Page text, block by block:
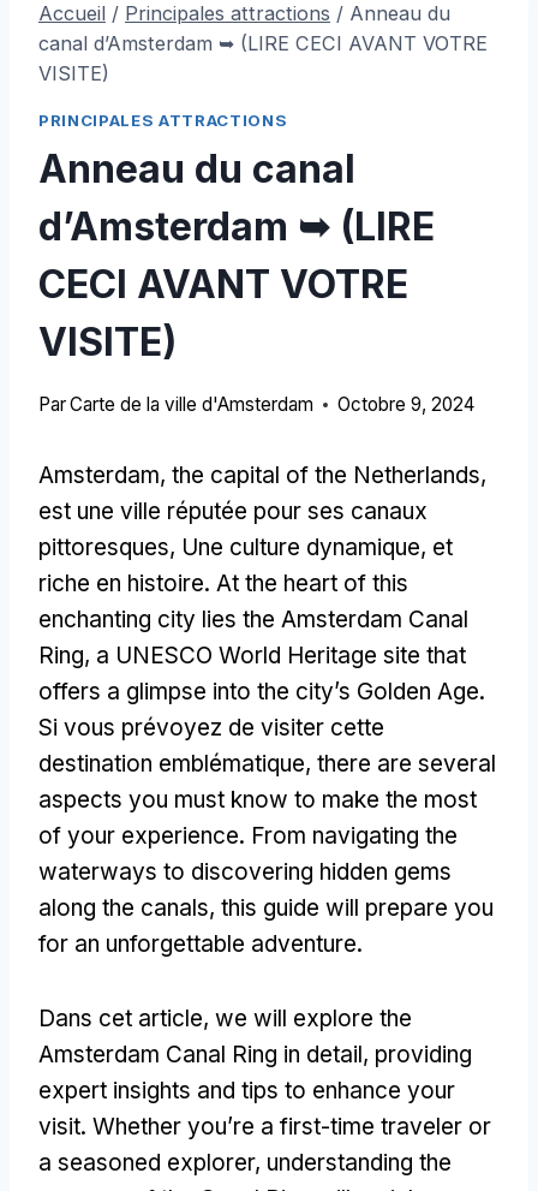
Accueil / Principales attractions / Anneau du
canal d’Amsterdam ➥ (LIRE CECI AVANT VOTRE
VISITE)
PRINCIPALES ATTRACTIONS
Anneau du canal
d’Amsterdam ➥ (LIRE
CECI AVANT VOTRE
VISITE)
ParCarte de la ville d'Amsterdam Octobre 9, 2024
Amsterdam, the capital of the Netherlands,
est une ville réputée pour ses canaux
pittoresques, Une culture dynamique, et
riche en histoire. At the heart of this
enchanting city lies the Amsterdam Canal
Ring, a UNESCO World Heritage site that
offers a glimpse into the city’s Golden Age.
Si vous prévoyez de visiter cette
destination emblématique, there are several
aspects you must know to make the most
of your experience. From navigating the
waterways to discovering hidden gems
along the canals, this guide will prepare you
for an unforgettable adventure.
Dans cet article, we will explore the
Amsterdam Canal Ring in detail, providing
expert insights and tips to enhance your
visit. Whether you’re a first-time traveler or
a seasoned explorer, understanding the